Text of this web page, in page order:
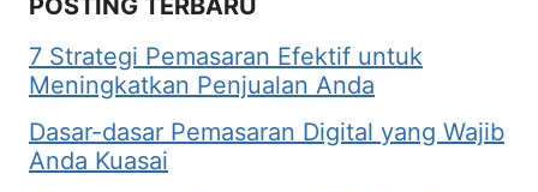
POSTING TERBARU
7 Strategi Pemasaran Efektif untuk
Meningkatkan Penjualan Anda
Dasar-dasar Pemasaran Digital yang Wajib
Anda Kuasai